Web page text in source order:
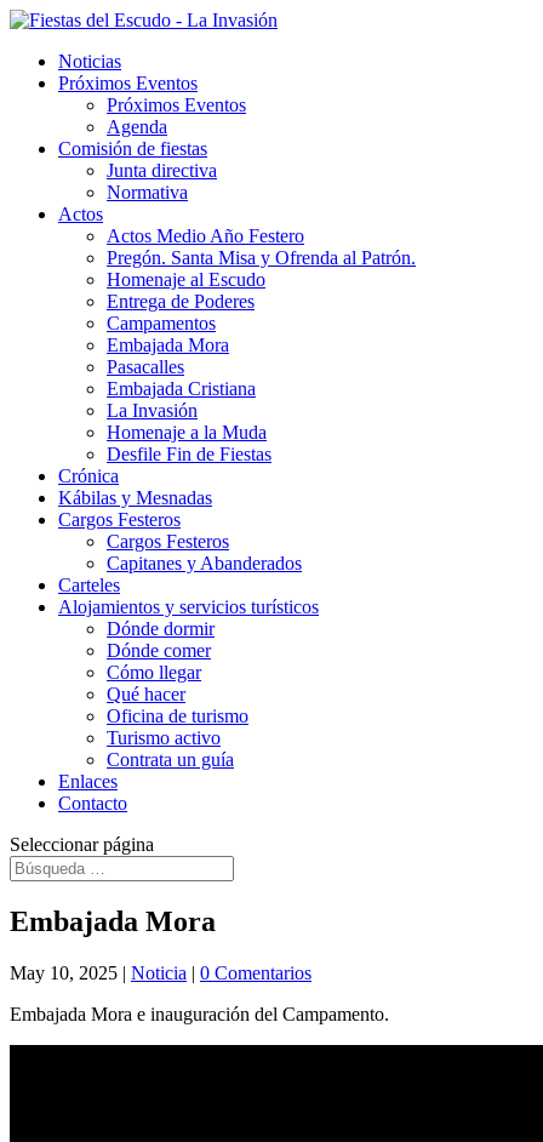
Noticias
Próximos Eventos
Próximos Eventos
Agenda
Comisión de fiestas
Junta directiva
Normativa
Actos
Actos Medio Año Festero
Pregón. Santa Misa y Ofrenda al Patrón.
Homenaje al Escudo
Entrega de Poderes
Campamentos
Embajada Mora
Pasacalles
Embajada Cristiana
La Invasión
Homenaje a la Muda
Desfile Fin de Fiestas
Crónica
Kábilas y Mesnadas
Cargos Festeros
Cargos Festeros
Capitanes y Abanderados
Carteles
Alojamientos y servicios turísticos
Dónde dormir
Dónde comer
Cómo llegar
Qué hacer
Oficina de turismo
Turismo activo
Contrata un guía
Enlaces
Contacto
Seleccionar página
Embajada Mora
May 10, 2025 | Noticia | 0 Comentarios
Embajada Mora e inauguración del Campamento.